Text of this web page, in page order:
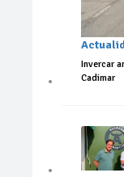
Invercar
Cadimar